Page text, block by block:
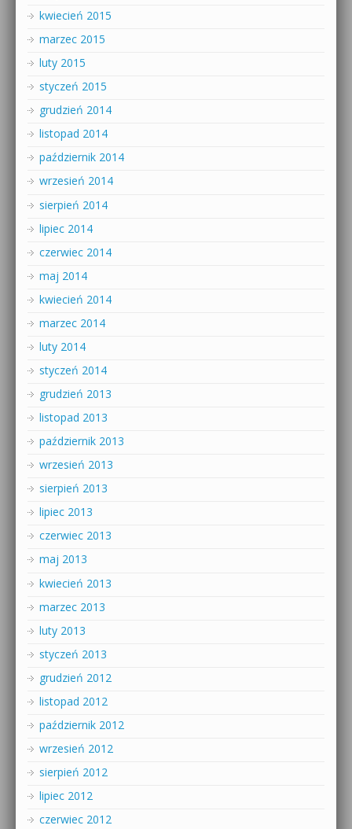
kwiecień 2015
marzec 2015
luty 2015
styczeń 2015
grudzień 2014
listopad 2014
październik 2014
wrzesień 2014
sierpień 2014
lipiec 2014
czerwiec 2014
maj 2014
kwiecień 2014
marzec 2014
luty 2014
styczeń 2014
grudzień 2013
listopad 2013
październik 2013
wrzesień 2013
sierpień 2013
lipiec 2013
czerwiec 2013
maj 2013
kwiecień 2013
marzec 2013
luty 2013
styczeń 2013
grudzień 2012
listopad 2012
październik 2012
wrzesień 2012
sierpień 2012
lipiec 2012
czerwiec 2012